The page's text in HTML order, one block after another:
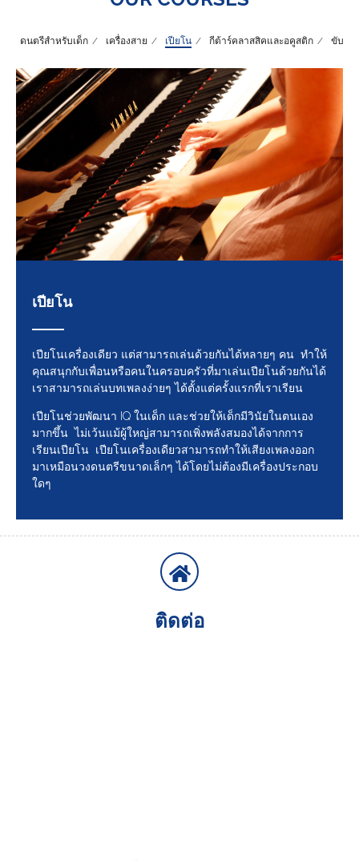
ดนตรีสำหรับเด็ก เครื่องสาย เปียโน กีต้าร์คลาสสิคและอคูสติก ขับร้อง
เปียโน
เปียโนเครื่องเดียว แต่สามารถเล่นด้วยกันได้หลายๆ คน ทำให้
คุณสนุกกับเพื่อนหรือคนในครอบครัวที่มาเล่นเปียโนด้วยกันได้
เราสามารถเล่นบทเพลงง่ายๆ ได้ตั้งแต่ครั้งแรกที่เราเรียน
เปียโนช่วยพัฒนา IQ ในเด็ก และช่วยให้เด็กมีวินัยในตนเอง
มากขึ้น ไม่เว้นแม้ผู้ใหญ่สามารถเพิ่งพลังสมองได้จากการ
เรียนเปียโน เปียโนเครื่องเดียวสามารถทำให้เสียงเพลงออก
มาเหมือนวงดนตรีขนาดเล็กๆ ได้โดยไม่ต้องมีเครื่องประกอบ
ใดๆ
ติดต่อ